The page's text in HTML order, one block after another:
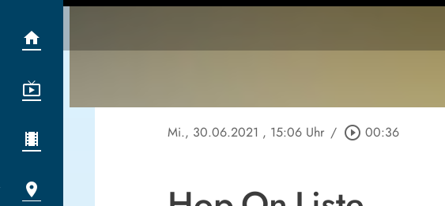
Mi., 30.06.2021 , 15:06 Uhr / play_circle_outline 00:36